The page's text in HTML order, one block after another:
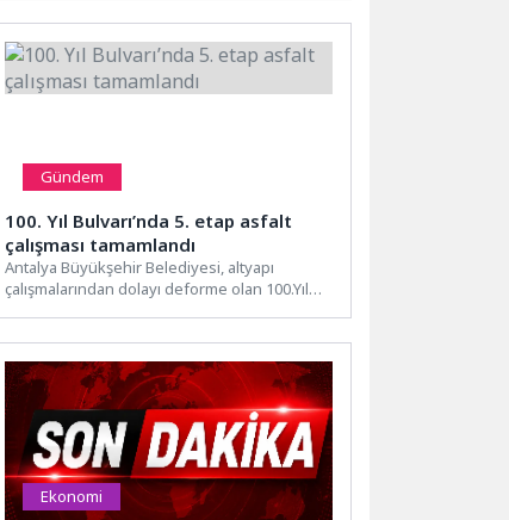
Gündem
100. Yıl Bulvarı’nda 5. etap asfalt
çalışması tamamlandı
Antalya Büyükşehir Belediyesi, altyapı
çalışmalarından dolayı deforme olan 100.Yıl
Ekonomi